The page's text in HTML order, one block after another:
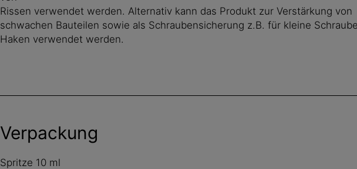
Rissen verwendet werden. Alternativ kann das Produkt zur Verstärkung von
schwachen Bauteilen sowie als Schraubensicherung z.B. für kleine
Haken verwendet werden.
Verpackung
Spritze 10 ml